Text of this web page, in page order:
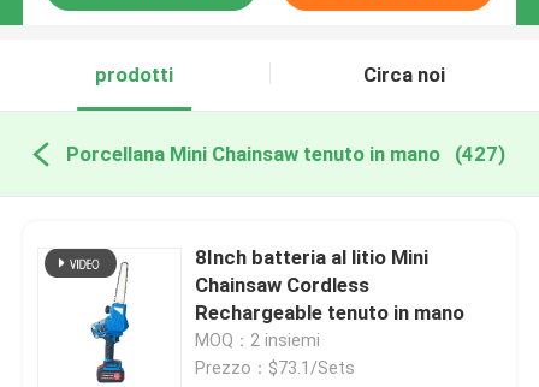
prodotti Circa noi
Porcellana Mini Chainsaw tenuto in mano (427)
8Inch batteria al litio Mini
Chainsaw Cordless
Rechargeable tenuto in mano
MOQ：2 insiemi
Prezzo：$73.1/Sets